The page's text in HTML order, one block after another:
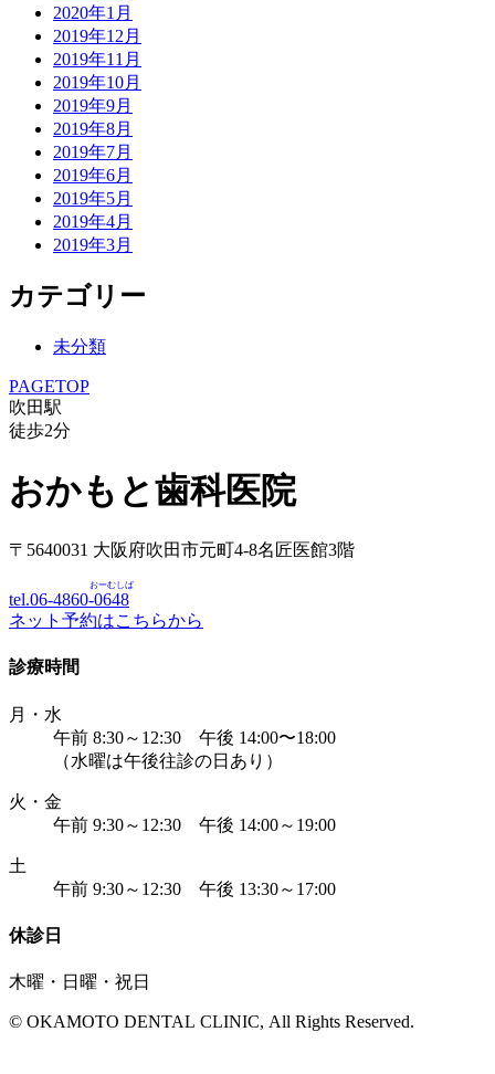
2020年1月
2019年12月
2019年11月
2019年10月
2019年9月
2019年8月
2019年7月
2019年6月
2019年5月
2019年4月
2019年3月
カテゴリー
未分類
PAGETOP
吹田駅
徒歩2分
おかもと歯科医院
〒5640031 大阪府吹田市元町4-8名匠医館3階
tel.06-4860-0648
おーむしば
ネット予約はこちらから
診療時間
月・水
午前 8:30～12:30 午後 14:00〜18:00
（水曜は午後往診の日あり）
火・金
午前 9:30～12:30 午後 14:00～19:00
土
午前 9:30～12:30 午後 13:30～17:00
休診日
木曜・日曜・祝日
© OKAMOTO DENTAL CLINIC, All Rights Reserved.